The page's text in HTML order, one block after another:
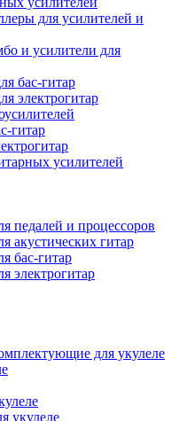
для усилителей и
и усилители для
бас-гитар
электрогитар
гитар
усилителей
педалей и процессоров
акустических гитар
бас-гитар
электрогитар
для укулеле
укулеле